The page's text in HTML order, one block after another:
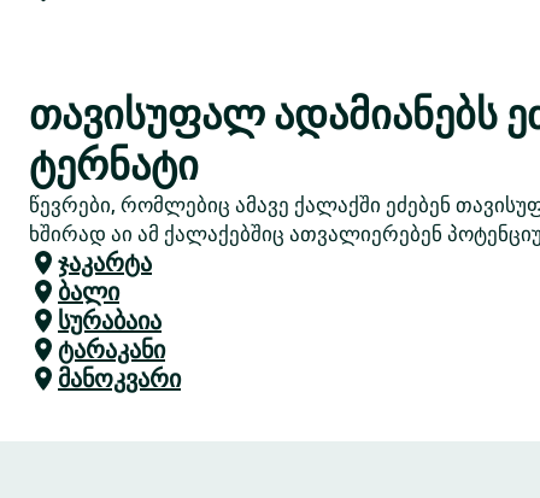
თავისუფალ ადამიანებს
ტერნატი
წევრები, რომლებიც ამავე ქალაქში ეძებენ
ხშირად აი ამ ქალაქებშიც ათვალიერებენ
ჯაკარტა
ბალი
სურაბაია
ტარაკანი
მანოკვარი